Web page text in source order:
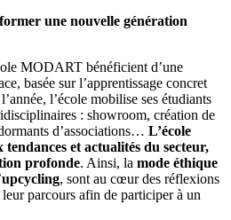
une nouvelle génération
MODART bénéficient d’une
basée sur l’apprentissage concret
l’école mobilise ses étudiants
: showroom, création de
d’associations… L’école
tendances et actualités du secteur,
profonde. Ainsi, la mode éthique
upcycling, sont au cœur des réflexions
parcours afin de participer à un